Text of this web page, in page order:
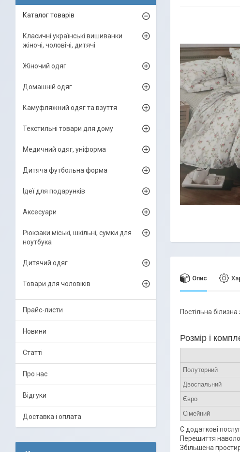
Опис
Постільна
Розмір і
Полуторний
Двоспальний
Євро
Сімейний
Є додаткові
Перешиття
Збільшена
Каталог товарів
Класичні українські вишиванки
жіночі, чоловічі, дитячі
Жіночий одяг
Домашній одяг
Камуфляжний одяг та взуття
Текстильні товари для дому
Медичний одяг, уніформа
Дитяча футбольна форма
Ідеї для подарунків
Аксесуари
Рюкзаки міські, шкільні, сумки для
ноутбука
Дитячий одяг
Товари для чоловіків
Прайс-листи
Новини
Статті
Про нас
Відгуки
Доставка і оплата